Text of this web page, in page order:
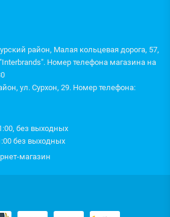
район, Малая кольцевая дорога, 57,
Номер телефона магазина на
ул. Сурхон, 29. Номер телефона:
без выходных
без выходных
магазин